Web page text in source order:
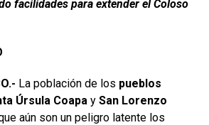
facilidades para extender el Coloso
La población de los pueblos
Úrsula Coapa y San Lorenzo
aún son un peligro latente los